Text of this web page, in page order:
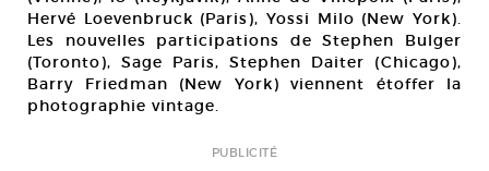
Hervé Loevenbruck (Paris), Yossi Milo (New York).
Les nouvelles participations de Stephen Bulger
(Toronto), Sage Paris, Stephen Daiter (Chicago),
Barry Friedman (New York) viennent étoffer la
photographie vintage.
PUBLICITÉ